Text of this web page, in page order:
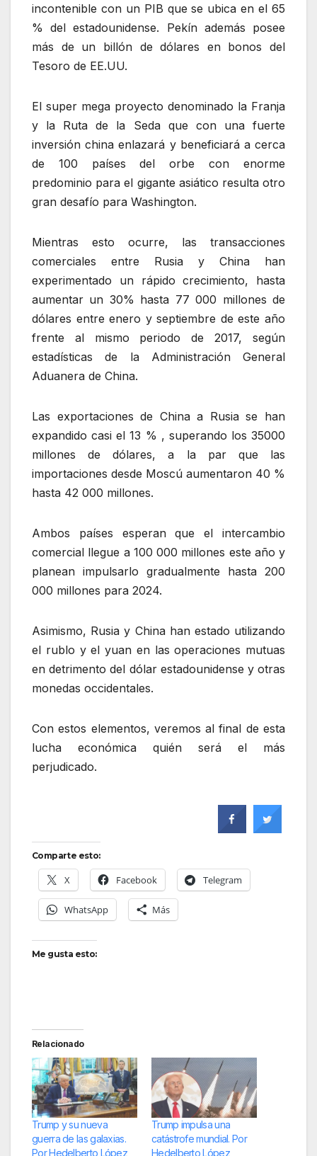
incontenible con un PIB que se ubica en el 65
% del estadounidense. Pekín además posee
más de un billón de dólares en bonos del
Tesoro de EE.UU.
El super mega proyecto denominado la Franja
y la Ruta de la Seda que con una fuerte
inversión china enlazará y beneficiará a cerca
de 100 países del orbe con enorme
predominio para el gigante asiático resulta otro
gran desafío para Washington.
Mientras esto ocurre, las transacciones
comerciales entre Rusia y China han
experimentado un rápido crecimiento, hasta
aumentar un 30% hasta 77 000 millones de
dólares entre enero y septiembre de este año
frente al mismo periodo de 2017, según
estadísticas de la Administración General
Aduanera de China.
Las exportaciones de China a Rusia se han
expandido casi el 13 % , superando los 35000
millones de dólares, a la par que las
importaciones desde Moscú aumentaron 40 %
hasta 42 000 millones.
Ambos países esperan que el intercambio
comercial llegue a 100 000 millones este año y
planean impulsarlo gradualmente hasta 200
000 millones para 2024.
Asimismo, Rusia y China han estado utilizando
el rublo y el yuan en las operaciones mutuas
en detrimento del dólar estadounidense y otras
monedas occidentales.
Con estos elementos, veremos al final de esta
lucha económica quién será el más
perjudicado.
Comparte esto:
X Facebook Telegram
WhatsApp Más
Me gusta esto:
Relacionado
Trump y su nueva
guerra de las galaxias.
Por Hedelberto López
Trump impulsa una
catástrofe mundial. Por
Hedelberto López